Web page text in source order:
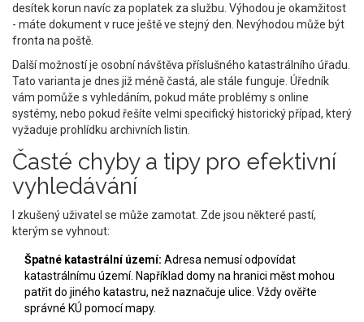
desítek korun navíc za poplatek za službu. Výhodou je okamžitost
- máte dokument v ruce ještě ve stejný den. Nevýhodou může být
fronta na poště.
Další možností je osobní návštěva příslušného katastrálního úřadu.
Tato varianta je dnes již méně častá, ale stále funguje. Úředník
vám pomůže s vyhledáním, pokud máte problémy s online
systémy, nebo pokud řešíte velmi specifický historický případ, který
vyžaduje prohlídku archivních listin.
Časté chyby a tipy pro efektivní
vyhledávání
I zkušený uživatel se může zamotat. Zde jsou některé pastí,
kterým se vyhnout:
Špatné katastrální území: Adresa nemusí odpovídat
katastrálnímu území. Například domy na hranici měst mohou
patřit do jiného katastru, než naznačuje ulice. Vždy ověřte
správné KÚ pomocí mapy.